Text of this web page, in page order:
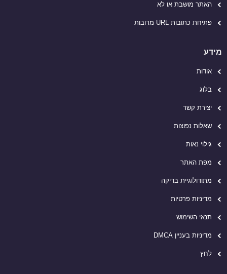
האתר מושבת או לא
פתיחת כתובות URL מרובות
מידע
אודות
בלוג
יצירת קשר
שאלות נפוצות
גילוי נאות
מפת האתר
מתודולוגיית בדיקה
מדיניות פרטיות
תנאי השימוש
מדיניות בעניין DMCA
לחץ